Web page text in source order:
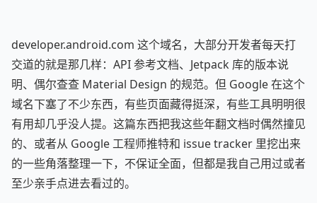
developer.android.com 这个域名，大部分开发者每天打
交道的就是那几样：API 参考文档、Jetpack 库的版本说
明、偶尔查查 Material Design 的规范。但 Google 在这个
域名下塞了不少东西，有些页面藏得挺深，有些工具明明很
有用却几乎没人提。这篇东西把我这些年翻文档时偶然撞见
的、或者从 Google 工程师推特和 issue tracker 里挖出来
的一些角落整理一下，不保证全面，但都是我自己用过或者
至少亲手点进去看过的。